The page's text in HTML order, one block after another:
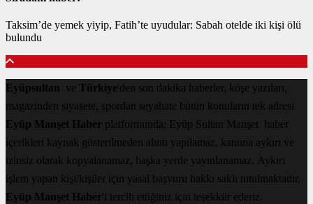
Taksim’de yemek yiyip, Fatih’te uyudular: Sabah otelde iki kişi ölü
bulundu
Eyüpsultan ve Türkiye'den son dakika haberler, köşe yazıları,
magazinden siyasete, spordan seyahate bütün konuların tek adresi
Eyüp Manşet Haber platformunda; Eyüp Sultan Manşet haber
içerikleri kaynak gösterilmeden alıntı yapılamaz, kanuna aykırı ve
izinsiz olarak kopyalanamaz, başka yerde yayınlanamaz. Aykırı
işlem yapan kişi/kişiler için yasal başvuru hakkı saklı tutulmaktadır.
Eyüp Manşet Haber'i tercih ettiğiniz için teşekkür ederiz.